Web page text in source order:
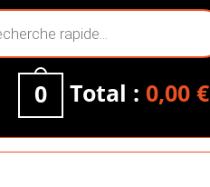
0 Total : 0,00 €